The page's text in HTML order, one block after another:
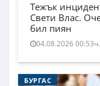
Тежък
Свети Влас.
бил пиян
04.08.2026 00:53ч.
БУРГАС